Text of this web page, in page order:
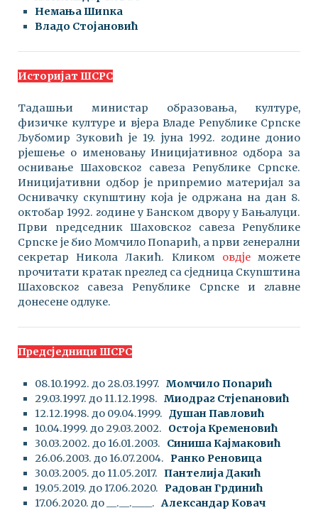
Немања Шипка
Владо Стојановић
Историјат ШСРС
Тадашњи министар образовања, културе,
физичке културе и вјера Владе Републике Српске
Љубомир Зуковић је 19. јуна 1992. године донио
рјешење о именовању Иницијативног одбора за
оснивање Шаховског савеза Републике Српске.
Иницијативни одбор је припремио материјал за
Оснивачку скупштину која је одржана на дан 8.
октобар 1992. године у Банском двору у Бањалуци.
Први председник Шаховског савеза Републике
Српске је био Момчило Попарић, а први генерални
секретар Никола Лакић. Кликом овдјеможете
прочитати кратак преглед са сједница Скупштина
Шаховског савеза Републике Српске и главне
донесене одлуке.
Предсједници ШСРС
08.10.1992. до 28.03.1997. Момчило Попарић
29.03.1997. до 11.12.1998. Миодраг Стјепановић
12.12.1998. до 09.04.1999. Душан Павловић
10.04.1999. до 29.03.2002. Остоја Кременовић
30.03.2002. до 16.01.2003. Синиша Кајмаковић
26.06.2003. до 16.07.2004. Ранко Реновица
30.03.2005. до 11.05.2017. Пантелија Дакић
19.05.2019. до 17.06.2020. Радован Грдинић
17.06.2020. до __.__.____.Александар Ковач